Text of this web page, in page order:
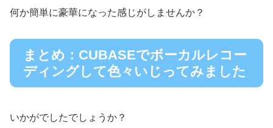
何か簡単に豪華になった感じがしませんか？
まとめ：CUBASEでボーカルレコー
ディングして色々いじってみました
いかがでしたでしょうか？